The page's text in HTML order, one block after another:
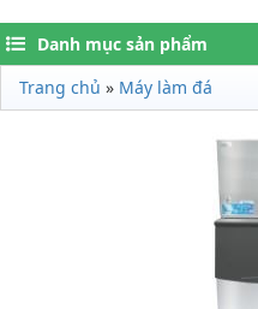
Danh mục sản phẩm
Trang chủ » Máy làm đá